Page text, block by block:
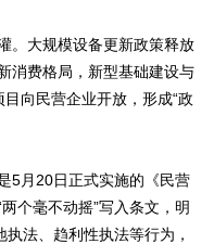
大规模设备更新政策释放
消费格局，新型基础建设与
向民营企业开放，形成“政
月20日正式实施的《民营
个毫不动摇”写入条文，明
法、趋利性执法等行为，